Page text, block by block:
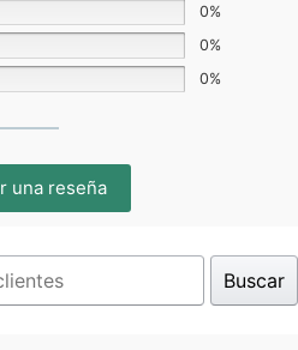
0%
0%
0%
una reseña
Buscar